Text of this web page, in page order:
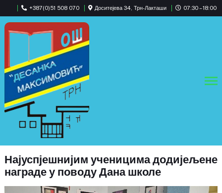
+387(0)51 508 070 Доситејева 34, Трн-Лакташи 07:30 – 18:00
Најуспјешнијим ученицима додијељене
награде у поводу Дана школе